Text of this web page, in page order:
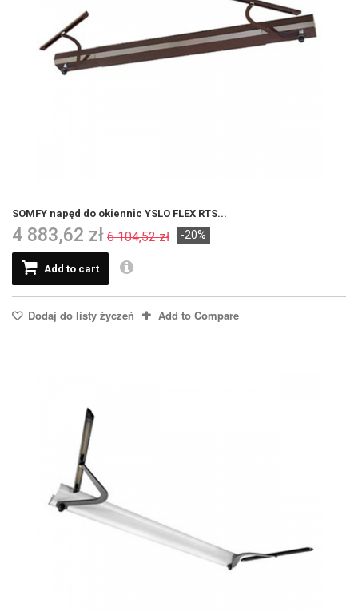
SOMFY napęd do okiennic YSLO FLEX RTS...
4 883,62 zł 6 104,52 zł -20%
Add to cart
Dodaj do listy życzeń Add to Compare